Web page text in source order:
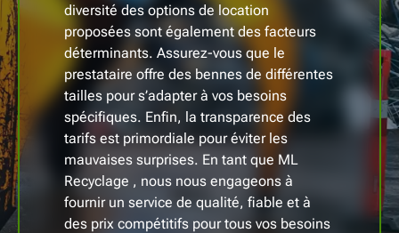
diversité des options de location
proposées sont également des facteurs
déterminants. Assurez-vous que le
prestataire offre des bennes de différentes
tailles pour s’adapter à vos besoins
spécifiques. Enfin, la transparence des
tarifs est primordiale pour éviter les
mauvaises surprises. En tant que ML
Recyclage , nous nous engageons à
fournir un service de qualité, fiable et à
des prix compétitifs pour tous vos besoins